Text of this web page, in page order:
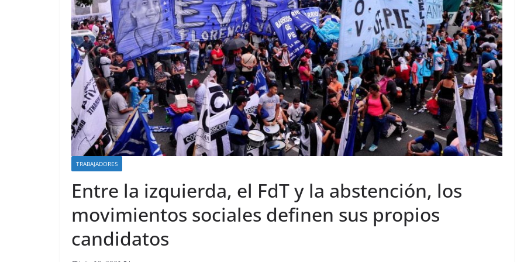
TRABAJADORES
Entre la izquierda, el FdT y la abstención, los
movimientos sociales definen sus propios
candidatos